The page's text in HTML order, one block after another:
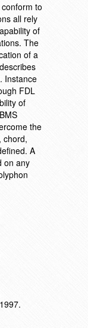
to
all rely
of
The
of a
Instance
FDL
of
the
chord,
A
on any